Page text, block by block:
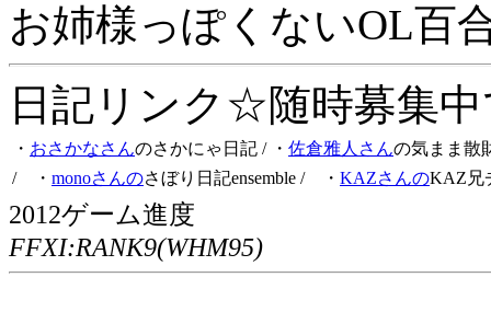
お姉様っぽくないOL百
日記リンク☆随時募集
・ おさかなさんのさかにゃ日記 / ・ 佐倉雅人さんの気まま散
/ ・ monoさんのさぼり日記ensemble / ・ KAZさんのKAZ兄
2012ゲーム進度
FFXI:RANK9(WHM95)